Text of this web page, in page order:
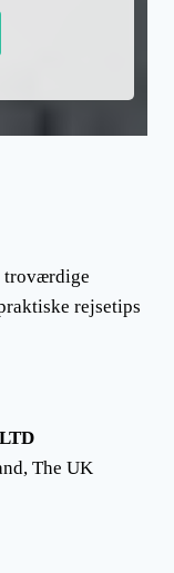
troværdige
rejsetips
The UK